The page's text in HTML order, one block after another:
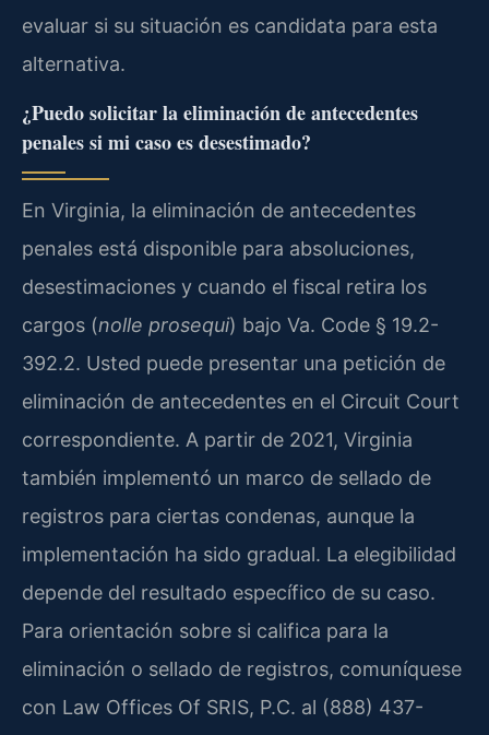
evaluar si su situación es candidata para esta
alternativa.
¿Puedo solicitar la eliminación de antecedentes
penales si mi caso es desestimado?
En Virginia, la eliminación de antecedentes
penales está disponible para absoluciones,
desestimaciones y cuando el fiscal retira los
cargos (nolle prosequi) bajo Va. Code § 19.2-
392.2. Usted puede presentar una petición de
eliminación de antecedentes en el Circuit Court
correspondiente. A partir de 2021, Virginia
también implementó un marco de sellado de
registros para ciertas condenas, aunque la
implementación ha sido gradual. La elegibilidad
depende del resultado específico de su caso.
Para orientación sobre si califica para la
eliminación o sellado de registros, comuníquese
con Law Offices Of SRIS, P.C. al (888) 437-